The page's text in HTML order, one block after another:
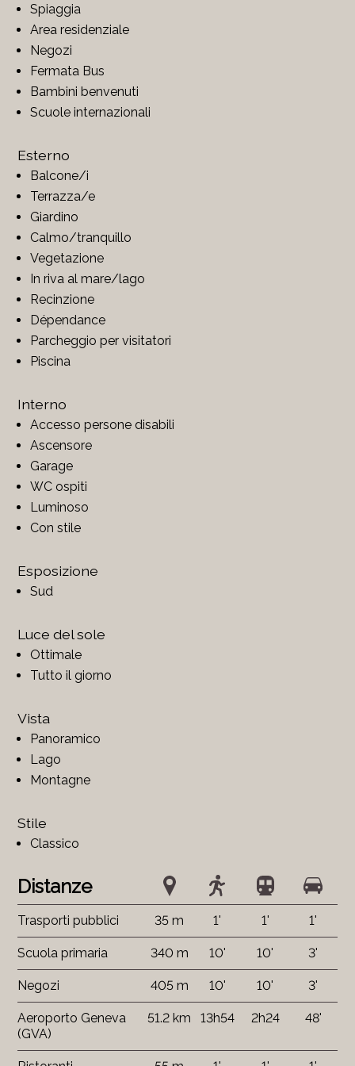
Spiaggia
Area residenziale
Negozi
Fermata Bus
Bambini benvenuti
Scuole internazionali
Esterno
Balcone/i
Terrazza/e
Giardino
Calmo/tranquillo
Vegetazione
In riva al mare/lago
Recinzione
Dépendance
Parcheggio per visitatori
Piscina
Interno
Accesso persone disabili
Ascensore
Garage
WC ospiti
Luminoso
Con stile
Esposizione
Sud
Luce del sole
Ottimale
Tutto il giorno
Vista
Panoramico
Lago
Montagne
Stile
Classico
Distanze
Trasporti pubblici 35 m 1' 1' 1'
Scuola primaria 340 m 10' 10' 3'
Negozi 405 m 10' 10' 3'
Aeroporto Geneva
(GVA)
51.2 km 13h54 2h24 48'